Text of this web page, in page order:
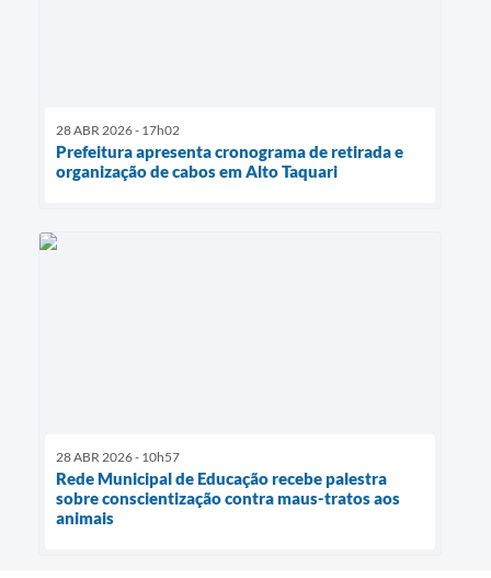
28 ABR 2026 - 17h02
Prefeitura apresenta cronograma de retirada e
organização de cabos em Alto Taquari
28 ABR 2026 - 10h57
Rede Municipal de Educação recebe palestra
sobre conscientização contra maus-tratos aos
animais